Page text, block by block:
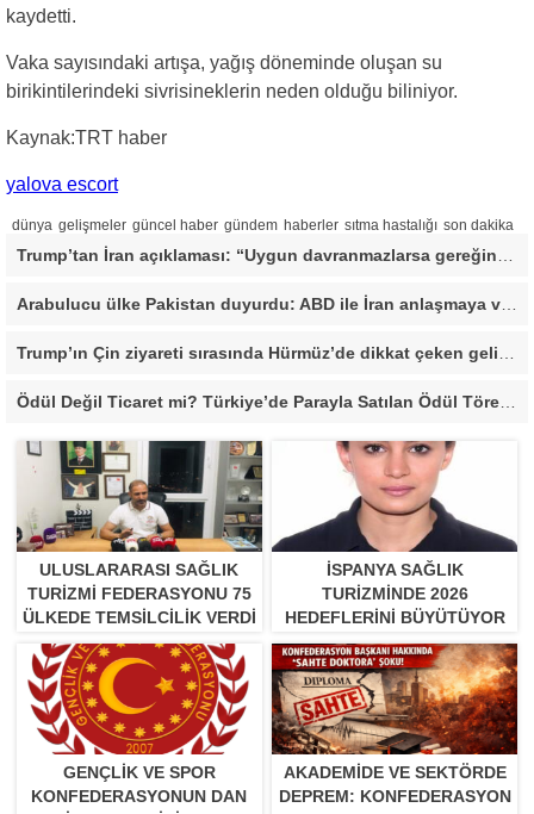
kaydetti.
Vaka sayısındaki artışa, yağış döneminde oluşan su
birikintilerindeki sivrisineklerin neden olduğu biliniyor.
Kaynak:TRT haber
yalova escort
dünya gelişmeler güncel haber gündem haberler sıtma hastalığı son dakika
Arabulucu ülke Pakistan duyurdu: ABD ile İran anlaşmaya vardı
Ödül Değil Ticaret mi? Türkiye’de Parayla Satılan Ödül Törenleri Tartışma Yarattı”
ULUSLARARASI SAĞLIK
TURIZMI FEDERASYONU 75
ÜLKEDE TEMSILCILIK VERDI
İSPANYA SAĞLIK
TURIZMINDE 2026
HEDEFLERINI BÜYÜTÜYOR
GENÇLİK VE SPOR
KONFEDERASYONUN DAN
AKADEMİDE VE SEKTÖRDE
DEPREM: KONFEDERASYON